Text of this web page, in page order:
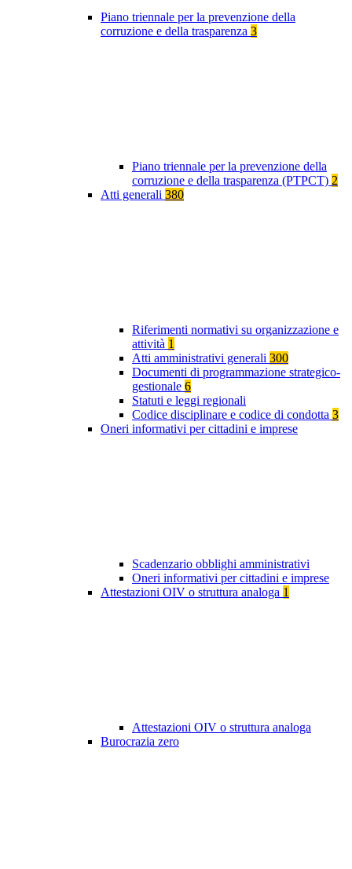
Piano triennale per la prevenzione della
corruzione e della trasparenza 3
Piano triennale per la prevenzione della
corruzione e della trasparenza (PTPCT) 2
Atti generali 380
Riferimenti normativi su organizzazione e
attività 1
Atti amministrativi generali 300
Documenti di programmazione strategico-
gestionale 6
Statuti e leggi regionali
Codice disciplinare e codice di condotta 3
Oneri informativi per cittadini e imprese
Scadenzario obblighi amministrativi
Oneri informativi per cittadini e imprese
Attestazioni OIV o struttura analoga 1
Attestazioni OIV o struttura analoga
Burocrazia zero